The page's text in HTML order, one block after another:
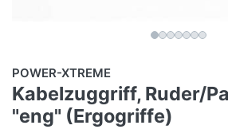
POWER-XTREME
Kabelzuggriff, Ruder/
"eng" (Ergogriffe)